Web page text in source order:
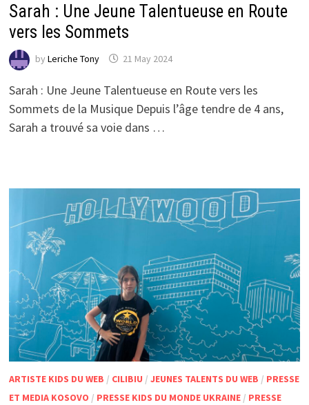
Sarah : Une Jeune Talentueuse en Route
vers les Sommets
by Leriche Tony 21 May 2024
Sarah : Une Jeune Talentueuse en Route vers les
Sommets de la Musique Depuis l’âge tendre de 4 ans,
Sarah a trouvé sa voie dans …
ARTISTE KIDS DU WEB / CILIBIU / JEUNES TALENTS DU WEB / PRESSE
ET MEDIA KOSOVO / PRESSE KIDS DU MONDE UKRAINE/ PRESSE